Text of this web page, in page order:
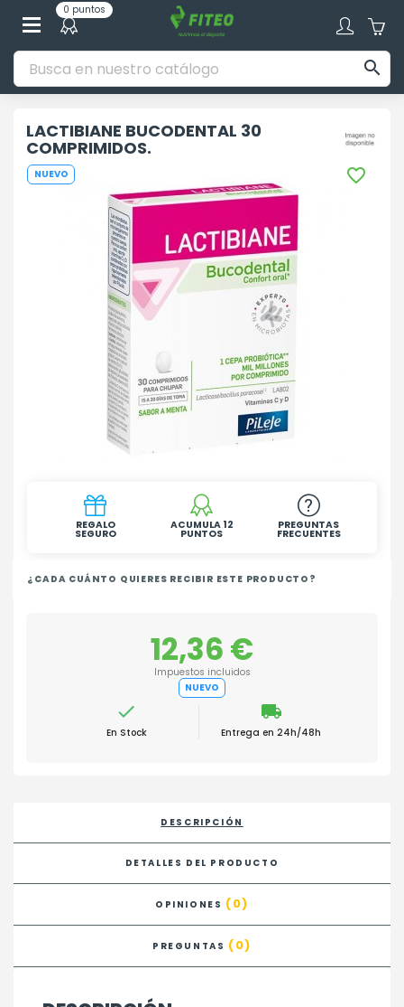
0 puntos

LACTIBIANE BUCODENTAL 30
COMPRIMIDOS.

NUEVO
REGALO
SEGURO
ACUMULA 12
PUNTOS
PREGUNTAS
FRECUENTES
¿CADA CUÁNTO QUIERES RECIBIR ESTE PRODUCTO?
12,36 €
Impuestos incluidos
NUEVO

En Stock
local_shipping
Entrega en 24h/48h
DESCRIPCIÓN
DETALLES DEL PRODUCTO
OPINIONES (0)
PREGUNTAS (0)